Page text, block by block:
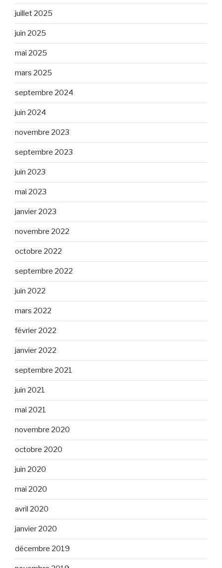
juillet 2025
juin 2025
mai 2025
mars 2025
septembre 2024
juin 2024
novembre 2023
septembre 2023
juin 2023
mai 2023
janvier 2023
novembre 2022
octobre 2022
septembre 2022
juin 2022
mars 2022
février 2022
janvier 2022
septembre 2021
juin 2021
mai 2021
novembre 2020
octobre 2020
juin 2020
mai 2020
avril 2020
janvier 2020
décembre 2019